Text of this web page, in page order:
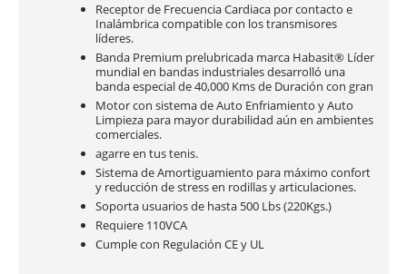
Receptor de Frecuencia Cardiaca por contacto e
Inalámbrica compatible con los transmisores
líderes.
Banda Premium prelubricada marca Habasit® Líder
mundial en bandas industriales desarrolló una
banda especial de 40,000 Kms de Duración con gran
Motor con sistema de Auto Enfriamiento y Auto
Limpieza para mayor durabilidad aún en ambientes
comerciales.
agarre en tus tenis.
Sistema de Amortiguamiento para máximo confort
y reducción de stress en rodillas y articulaciones.
Soporta usuarios de hasta 500 Lbs (220Kgs.)
Requiere 110VCA
Cumple con Regulación CE y UL